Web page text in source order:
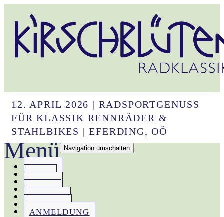
12. APRIL 2026 | RADSPORTGENUSS
FÜR KLASSIK RENNRÄDER &
STAHLBIKES | EFERDING, OÖ
Menü Navigation umschalten
HOME
IDEE
INFOS
NEWS
REGION
REGELN
ANMELDUNG